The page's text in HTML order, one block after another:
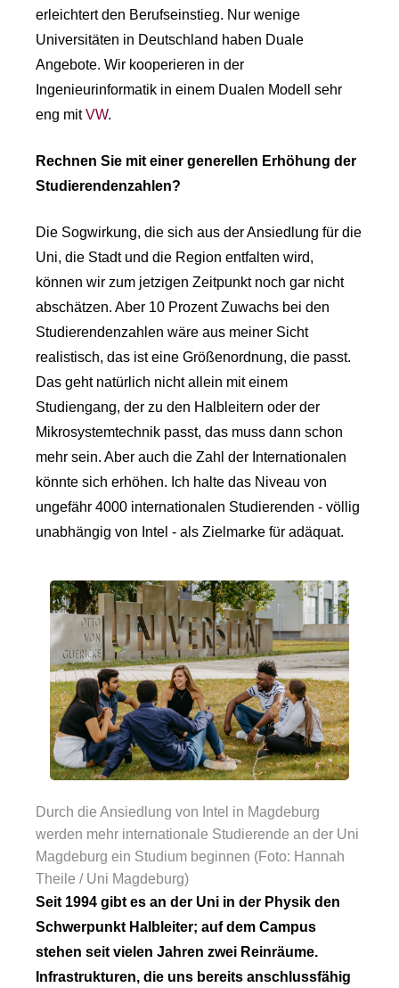
erleichtert den Berufseinstieg. Nur wenige
Universitäten in Deutschland haben Duale
Angebote. Wir kooperieren in der
Ingenieurinformatik in einem Dualen Modell sehr
eng mitVW.
Rechnen Sie mit einer generellen Erhöhung der
Studierendenzahlen?
Die Sogwirkung, die sich aus der Ansiedlung für die
Uni, die Stadt und die Region entfalten wird,
können wir zum jetzigen Zeitpunkt noch gar nicht
abschätzen. Aber 10 Prozent Zuwachs bei den
Studierendenzahlen wäre aus meiner Sicht
realistisch, das ist eine Größenordnung, die passt.
Das geht natürlich nicht allein mit einem
Studiengang, der zu den Halbleitern oder der
Mikrosystemtechnik passt, das muss dann schon
mehr sein. Aber auch die Zahl der Internationalen
könnte sich erhöhen. Ich halte das Niveau von
ungefähr 4000 internationalen Studierenden - völlig
unabhängig von Intel - als Zielmarke für adäquat.
Durch die Ansiedlung von Intel in Magdeburg
werden mehr internationale Studierende an der Uni
Magdeburg ein Studium beginnen (Foto: Hannah
Theile / Uni Magdeburg)
Seit 1994 gibt es an der Uni in der Physik den
Schwerpunkt Halbleiter; auf dem Campus
stehen seit vielen Jahren zwei Reinräume.
Infrastrukturen, die uns bereits anschlussfähig